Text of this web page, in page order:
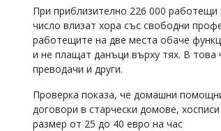
Коментарите
статиите
въвеждат
редакцията
При приблизително 226 000
число влизат хора със свободни
работещите на две места обаче
и не плащат данъци върху тях. В
преводачи и други.
Проверка показа, че домашни
договори в старчески домове,
размер от 25 до 40 евро на час